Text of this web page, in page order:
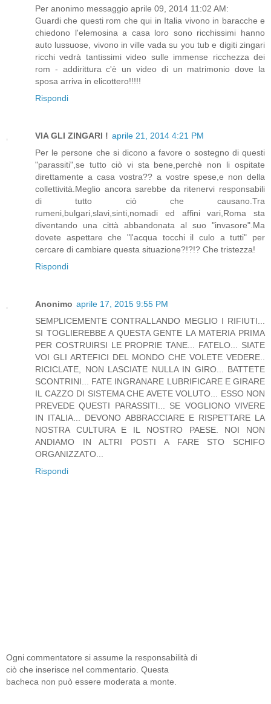
Per anonimo messaggio aprile 09, 2014 11:02 AM:
Guardi che questi rom che qui in Italia vivono in baracche e
chiedono l'elemosina a casa loro sono ricchissimi hanno
auto lussuose, vivono in ville vada su you tub e digiti zingari
ricchi vedrà tantissimi video sulle immense ricchezza dei
rom - addirittura c'è un video di un matrimonio dove la
sposa arriva in elicottero!!!!!
Rispondi
VIA GLI ZINGARI ! aprile 21, 2014 4:21 PM
Per le persone che si dicono a favore o sostegno di questi
"parassiti",se tutto ciò vi sta bene,perchè non li ospitate
direttamente a casa vostra?? a vostre spese,e non della
collettività.Meglio ancora sarebbe da ritenervi responsabili
di tutto ciò che causano.Tra
rumeni,bulgari,slavi,sinti,nomadi ed affini vari,Roma sta
diventando una città abbandonata al suo "invasore".Ma
dovete aspettare che "l'acqua tocchi il culo a tutti" per
cercare di cambiare questa situazione?!?!? Che tristezza!
Rispondi
Anonimo aprile 17, 2015 9:55 PM
SEMPLICEMENTE CONTRALLANDO MEGLIO I RIFIUTI...
SI TOGLIEREBBE A QUESTA GENTE LA MATERIA PRIMA
PER COSTRUIRSI LE PROPRIE TANE... FATELO... SIATE
VOI GLI ARTEFICI DEL MONDO CHE VOLETE VEDERE..
RICICLATE, NON LASCIATE NULLA IN GIRO... BATTETE
SCONTRINI... FATE INGRANARE LUBRIFICARE E GIRARE
IL CAZZO DI SISTEMA CHE AVETE VOLUTO... ESSO NON
PREVEDE QUESTI PARASSITI... SE VOGLIONO VIVERE
IN ITALIA... DEVONO ABBRACCIARE E RISPETTARE LA
NOSTRA CULTURA E IL NOSTRO PAESE. NOI NON
ANDIAMO IN ALTRI POSTI A FARE STO SCHIFO
ORGANIZZATO...
Rispondi
Ogni commentatore si assume la responsabilità di
ciò che inserisce nel commentario. Questa
bacheca non può essere moderata a monte.